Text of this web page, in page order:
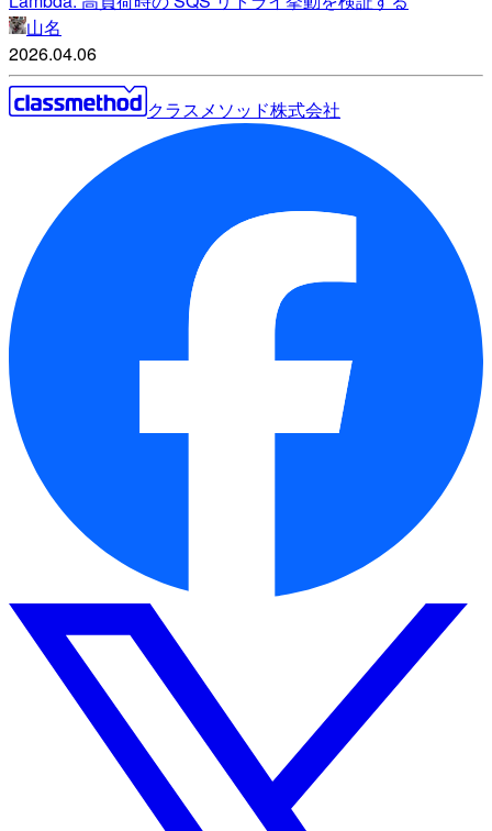
山名
2026.04.06
クラスメソッド株式会社